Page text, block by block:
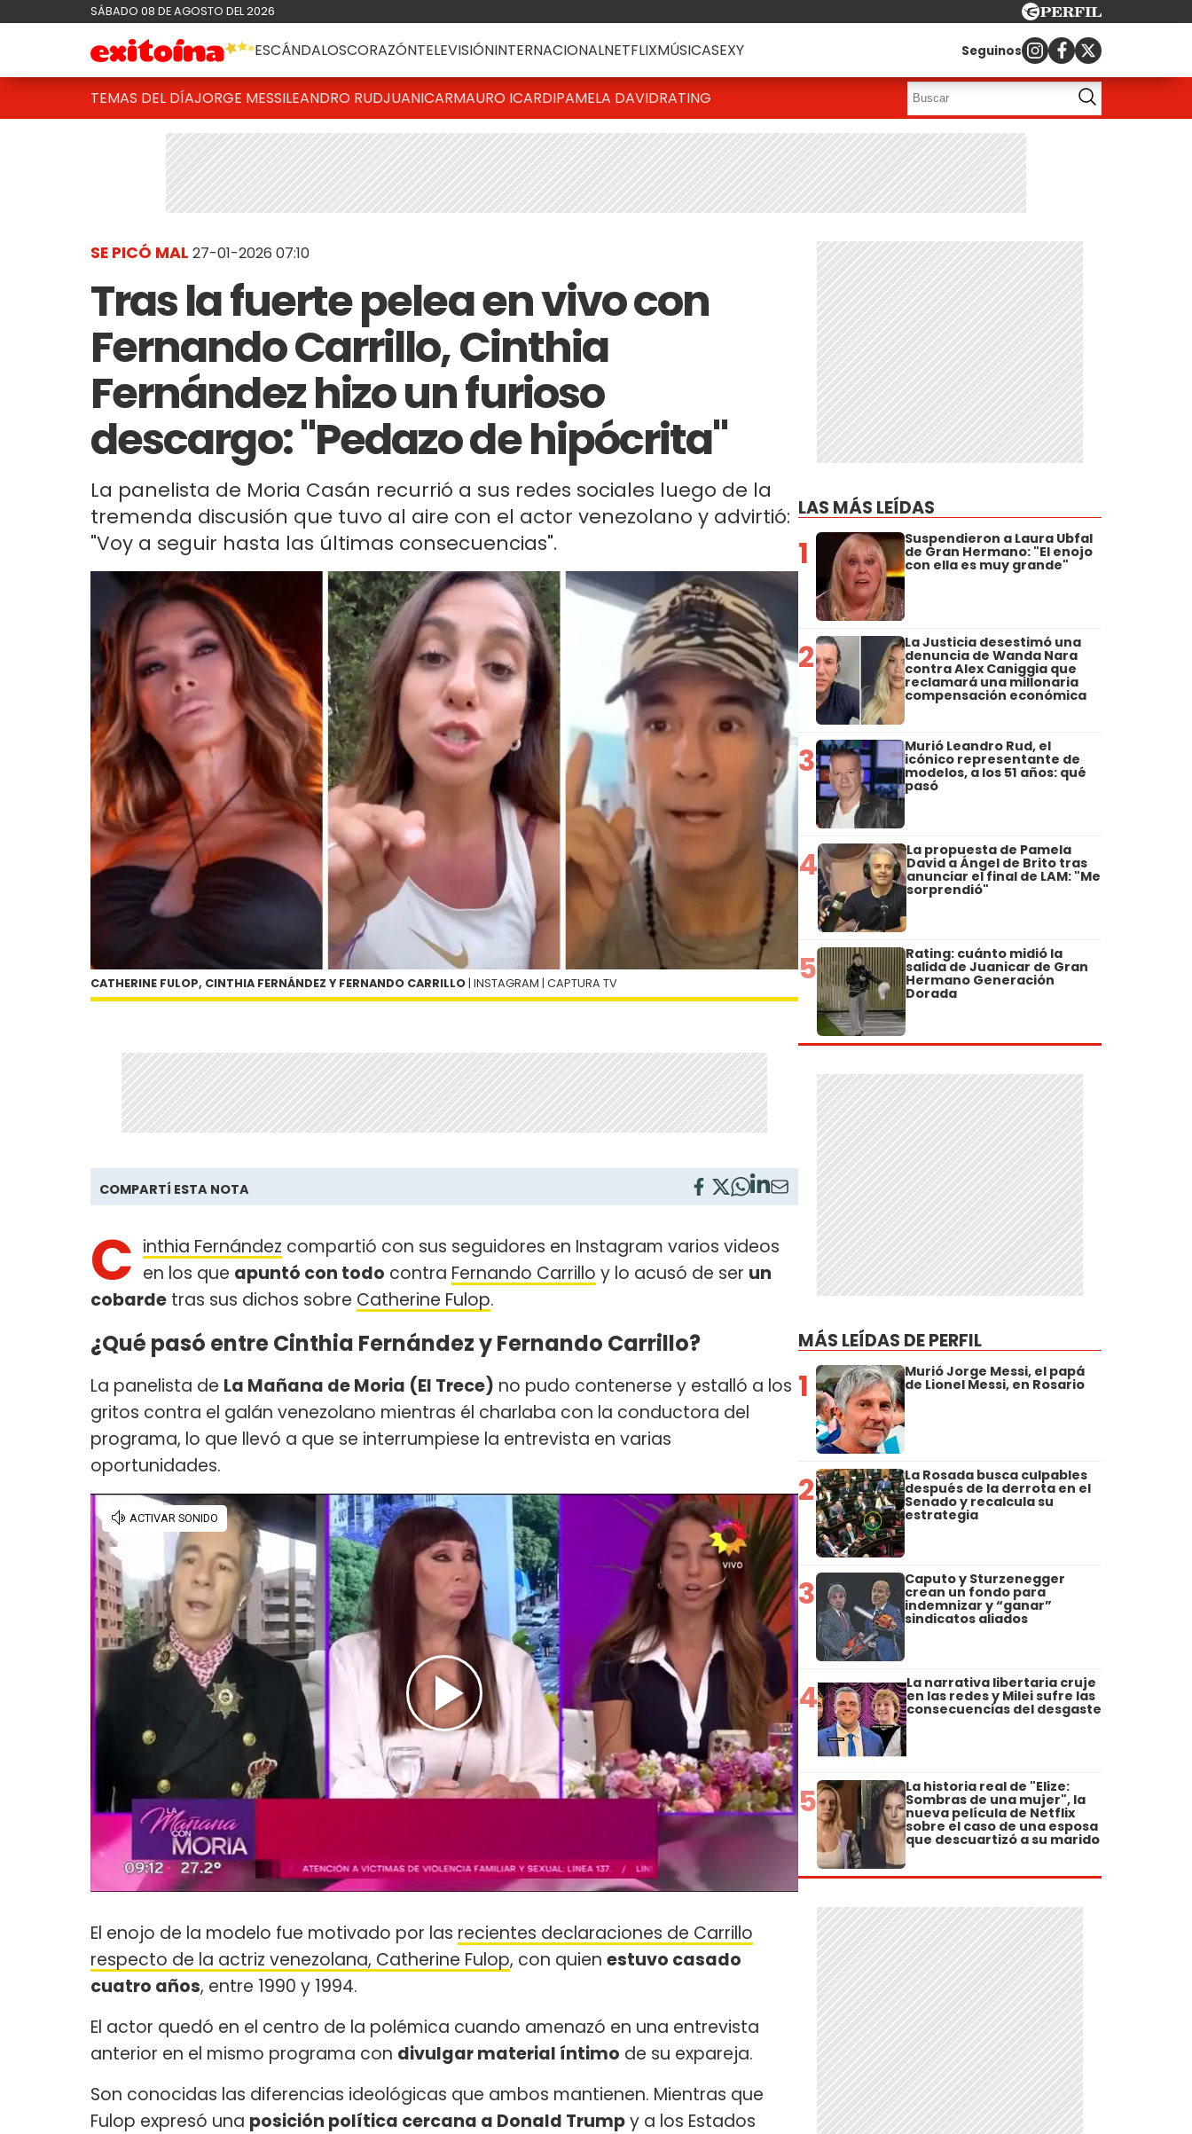
SÁBADO 08 DE AGOSTO DEL 2026
ESCÁNDALOSCORAZÓNTELEVISIÓNINTERNACIONALNETFLIXMÚSICASEXY Seguinos
TEMAS DEL DÍAJORGE MESSILEANDRO RUDJUANICARMAURO ICARDIPAMELA DAVIDRATING
SE PICÓ MAL 27-01-2026 07:10
Tras la fuerte pelea en vivo con
Fernando Carrillo, Cinthia
Fernández hizo un furioso
descargo: "Pedazo de hipócrita"
La panelista de Moria Casán recurrió a sus redes sociales luego de la
tremenda discusión que tuvo al aire con el actor venezolano y advirtió:
"Voy a seguir hasta las últimas consecuencias".
CATHERINE FULOP, CINTHIA FERNÁNDEZ Y FERNANDO CARRILLO | INSTAGRAM | CAPTURA TV
COMPARTÍ ESTA NOTA
C inthia Fernández compartió con sus seguidores en Instagram varios videos
en los que apuntó con todo contra Fernando Carrillo y lo acusó de ser un
cobarde tras sus dichos sobre Catherine Fulop.
¿Qué pasó entre Cinthia Fernández y Fernando Carrillo?
La panelista de La Mañana de Moria (El Trece) no pudo contenerse y estalló a los
gritos contra el galán venezolano mientras él charlaba con la conductora del
programa, lo que llevó a que se interrumpiese la entrevista en varias
oportunidades.
El enojo de la modelo fue motivado por las recientes declaraciones de Carrillo
respecto de la actriz venezolana, Catherine Fulop, con quien estuvo casado
cuatro años, entre 1990 y 1994.
El actor quedó en el centro de la polémica cuando amenazó en una entrevista
anterior en el mismo programa con divulgar material íntimo de su expareja.
Son conocidas las diferencias ideológicas que ambos mantienen. Mientras que
Fulop expresó una posición política cercana a Donald Trumpy a los Estados
LAS MÁS LEÍDAS
1 Suspendieron a Laura Ubfal
de Gran Hermano: "El enojo
con ella es muy grande"
2 La Justicia desestimó una
denuncia de Wanda Nara
contra Alex Caniggia que
reclamará una millonaria
compensación económica
3 Murió Leandro Rud, el
icónico representante de
modelos, a los 51 años: qué
pasó
4 La propuesta de Pamela
David a Ángel de Brito tras
anunciar el final de LAM: "Me
sorprendió"
5 Rating: cuánto midió la
salida de Juanicar de Gran
Hermano Generación
Dorada
MÁS LEÍDAS DE PERFIL
1 Murió Jorge Messi, el papá
de Lionel Messi, en Rosario
2 La Rosada busca culpables
después de la derrota en el
Senado y recalcula su
estrategia
3 Caputo y Sturzenegger
crean un fondo para
indemnizar y “ganar”
sindicatos aliados
4 La narrativa libertaria cruje
en las redes y Milei sufre las
consecuencias del desgaste
5 La historia real de "Elize:
Sombras de una mujer", la
nueva película de Netflix
sobre el caso de una esposa
que descuartizó a su marido